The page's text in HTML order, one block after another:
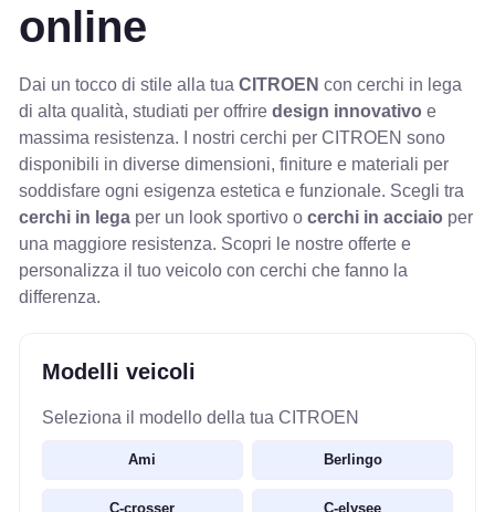
online
Dai un tocco di stile alla tua CITROEN con cerchi in lega
di alta qualità, studiati per offrire design innovativo e
massima resistenza. I nostri cerchi per CITROEN sono
disponibili in diverse dimensioni, finiture e materiali per
soddisfare ogni esigenza estetica e funzionale. Scegli tra
cerchi in legaper un look sportivo o cerchi in acciaio per
una maggiore resistenza. Scopri le nostre offerte e
personalizza il tuo veicolo con cerchi che fanno la
differenza.
Modelli veicoli
Seleziona il modello della tua CITROEN
Ami Berlingo
C-crosser C-elysee